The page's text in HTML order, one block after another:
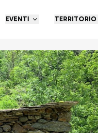
EVENTI TERRITORIO